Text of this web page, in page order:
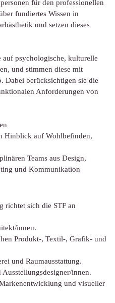
für den professionellen
fundiertes Wissen in
und setzen dieses
auf psychologische, kulturelle
und stimmen diese mit
Dabei berücksichtigen sie die
Anforderungen von
Hinblick auf Wohlbefinden,
Teams aus Design,
und Kommunikation
richtet sich die STF an
innen.
Produkt-, Textil-, Grafik- und
und Raumausstattung.
innen.
und visueller